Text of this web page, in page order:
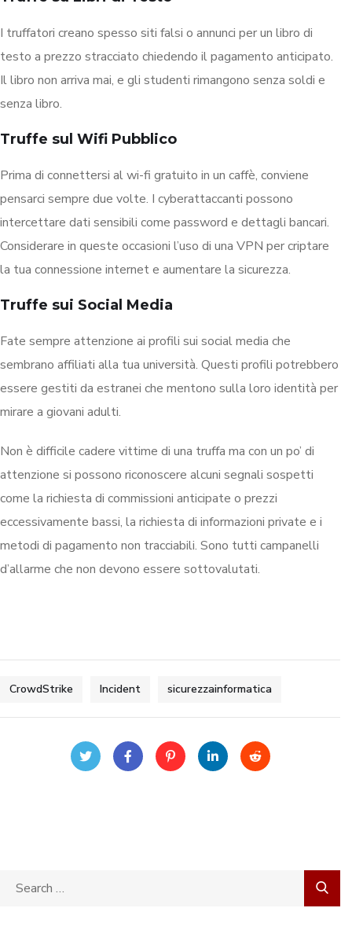
I truffatori creano spesso siti falsi o annunci per un libro di
testo a prezzo stracciato chiedendo il pagamento anticipato.
Il libro non arriva mai, e gli studenti rimangono senza soldi e
senza libro.
Truffe sul Wifi Pubblico
Prima di connettersi al wi-fi gratuito in un caffè, conviene
pensarci sempre due volte. I cyberattaccanti possono
intercettare dati sensibili come password e dettagli bancari.
Considerare in queste occasioni l’uso di una VPN per criptare
la tua connessione internet e aumentare la sicurezza.
Truffe sui Social Media
Fate sempre attenzione ai profili sui social media che
sembrano affiliati alla tua università. Questi profili potrebbero
essere gestiti da estranei che mentono sulla loro identità per
mirare a giovani adulti.
Non è difficile cadere vittime di una truffa ma con un po’ di
attenzione si possono riconoscere alcuni segnali sospetti
come la richiesta di commissioni anticipate o prezzi
eccessivamente bassi, la richiesta di informazioni private e i
metodi di pagamento non tracciabili. Sono tutti campanelli
d’allarme che non devono essere sottovalutati.
CrowdStrike Incident sicurezzainformatica